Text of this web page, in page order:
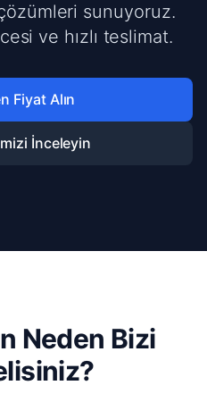
sunuyoruz.
ve hızlı teslimat.
Fiyat Alın
İnceleyin
Neden Bizi